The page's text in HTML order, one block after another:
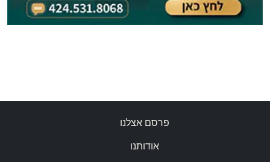
פרסם אצלנו
אודותנו